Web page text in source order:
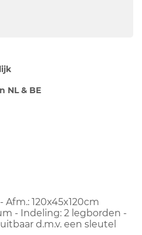
NL & BE
120x45x120cm
- Indeling: 2 legborden -
d.m.v. een sleutel